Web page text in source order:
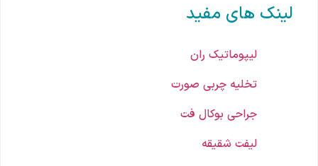
لینک های مفید
لیپوماتیک ران
تخلیه چربی صورت
جراحی بوکال فت
لیفت شقیقه